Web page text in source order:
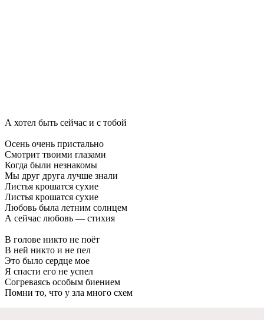
А хотел быть сейчас и с тобой
Осень очень пристально
Смотрит твоими глазами
Когда были незнакомы
Мы друг друга лучше знали
Листья крошатся сухие
Листья крошатся сухие
Любовь была летним солнцем
А сейчас любовь — стихия
В голове никто не поёт
В ней никто и не пел
Это было сердце мое
Я спасти его не успел
Согреваясь особым биением
Помни то, что у зла много схем